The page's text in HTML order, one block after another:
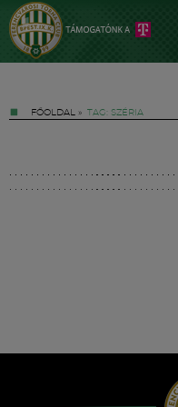
FŐOLDAL » TAG: SZÉRIA
Hírek